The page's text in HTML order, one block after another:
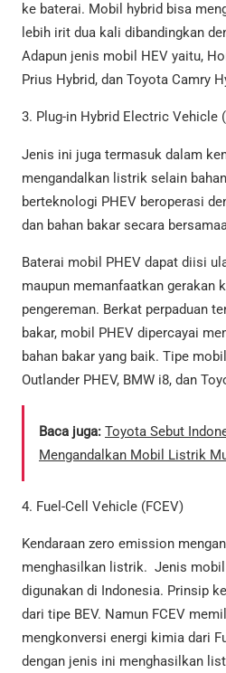
ke baterai. Mobil hybrid bisa
lebih irit dua kali dibandingkan
Adapun jenis mobil HEV yaitu,
Prius Hybrid, dan Toyota Camry
3. Plug-in Hybrid Electric Vehicle
Jenis ini juga termasuk dalam
mengandalkan listrik selain
berteknologi PHEV beroperasi
dan bahan bakar secara
Baterai mobil PHEV dapat diisi
maupun memanfaatkan gerakan
pengereman. Berkat perpaduan
bakar, mobil PHEV dipercayai
bahan bakar yang baik. Tipe
Outlander PHEV, BMW i8, dan
Baca juga: Toyota Sebut
Mengandalkan Mobil Listrik
4. Fuel-Cell Vehicle (FCEV)
Kendaraan zero emission
menghasilkan listrik. Jenis
digunakan di Indonesia. Prinsip
dari tipe BEV. Namun FCEV
mengkonversi energi kimia dari
dengan jenis ini menghasilkan